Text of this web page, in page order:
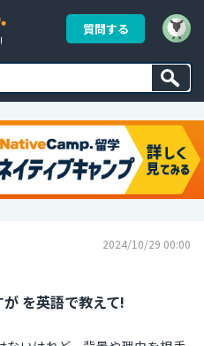
質問する
2024/10/29 00:00
を英語で教えて!